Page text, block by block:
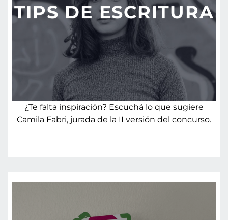
TIPS DE ESCRITURA
¿Te falta inspiración? Escuchá lo que sugiere
Camila Fabri, jurada de la II versión del concurso.